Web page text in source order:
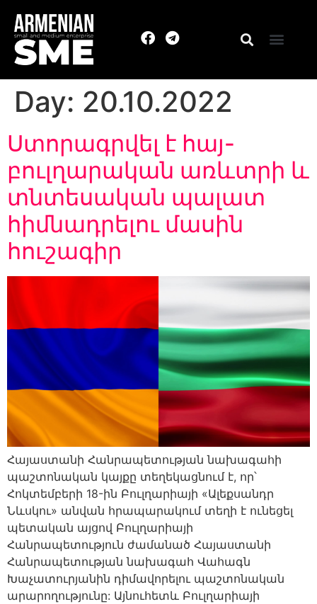
Day: 20.10.2022
Ստորագրվել է հայ-
բուլղարական առևտրի և
տնտեսական պալատ
հիմնադրելու մասին
հուշագիր
Հայաստանի Հանրապետության նախագահի
պաշտոնական կայքը տեղեկացնում է, որ՝
Հոկտեմբերի 18-ին Բուլղարիայի «Ալեքսանդր
Նևսկու» անվան հրապարակում տեղի է ունեցել
պետական այցով Բուլղարիայի
Հանրապետություն ժամանած Հայաստանի
Հանրապետության նախագահ Վահագն
Խաչատուրյանին դիմավորելու պաշտոնական
արարողությունը: Այնուհետև Բուլղարիայի